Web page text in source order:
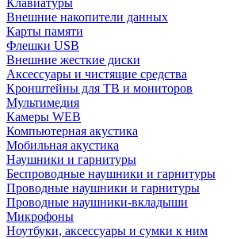
Клавиатуры
Внешние накопители данных
Карты памяти
Флешки USB
Внешние жесткие диски
Аксессуары и чистящие средства
Кронштейны для ТВ и мониторов
Мультимедия
Камеры WEB
Компьютерная акустика
Мобильная акустика
Наушники и гарнитуры
Беспроводные наушники и гарнитуры
Проводные наушники и гарнитуры
Проводные наушники-вкладыши
Микрофоны
Ноутбуки, аксессуары и сумки к ним